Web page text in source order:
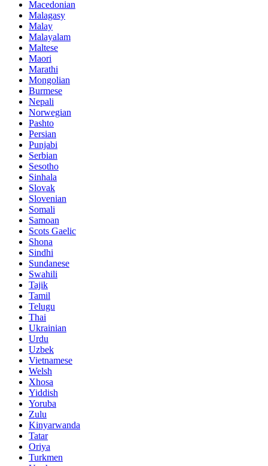
Macedonian
Malagasy
Malay
Malayalam
Maltese
Maori
Marathi
Mongolian
Burmese
Nepali
Norwegian
Pashto
Persian
Punjabi
Serbian
Sesotho
Sinhala
Slovak
Slovenian
Somali
Samoan
Scots Gaelic
Shona
Sindhi
Sundanese
Swahili
Tajik
Tamil
Telugu
Thai
Ukrainian
Urdu
Uzbek
Vietnamese
Welsh
Xhosa
Yiddish
Yoruba
Zulu
Kinyarwanda
Tatar
Oriya
Turkmen